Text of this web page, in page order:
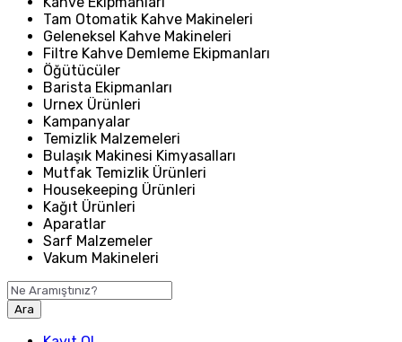
Tam Otomatik Kahve Makineleri
Geleneksel Kahve Makineleri
Filtre Kahve Demleme Ekipmanları
Öğütücüler
Barista Ekipmanları
Urnex Ürünleri
Kampanyalar
Temizlik Malzemeleri
Bulaşık Makinesi Kimyasalları
Mutfak Temizlik Ürünleri
Housekeeping Ürünleri
Kağıt Ürünleri
Aparatlar
Sarf Malzemeler
Vakum Makineleri
Ara